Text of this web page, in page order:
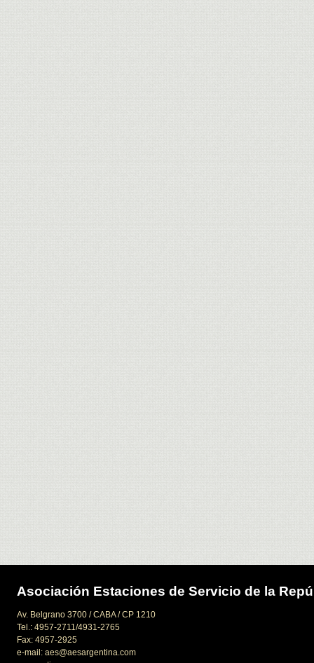
Asociación Estaciones de Servicio de la
Av. Belgrano 3700 / CABA / CP 1210
Tel.: 4957-2711/4931-2765
Fax: 4957-2925
e-mail: aes@aesargentina.com